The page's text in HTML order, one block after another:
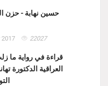
حسين نهابة - حزن
2017 22027
قراءة في رواية ما
العراقية الدكتورة